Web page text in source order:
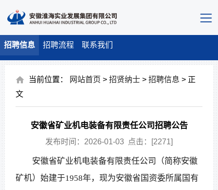
招聘信息 招聘流程 联系我们
当前位置： 网站首页 >招贤纳士 >招聘信息 > 正
文
安徽省矿业机电装备有限责任公司招聘公告
发布时间：2026-01-03 点击：[2271]
安徽省矿业机电装备有限责任公司（简称安徽
矿机）始建于1958年，现为安徽省国资委所属国有